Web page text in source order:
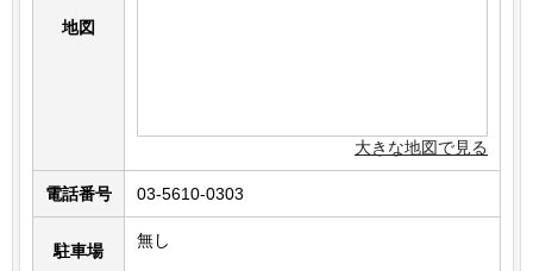
地図
大きな地図で見る
電話番号 03-5610-0303
駐車場
無し